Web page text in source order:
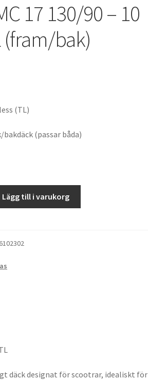
17 130/90 – 10
(fram/bak)
(TL)
bakdäck (passar båda)
Lägg till i varukorg
däck designat för scootrar, idealiskt för